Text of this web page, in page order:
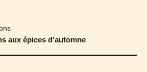
aux épices d’automne